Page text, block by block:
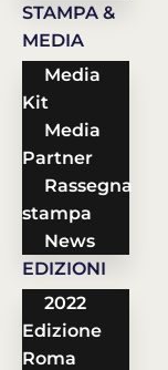
STAMPA &
MEDIA
Media
Kit
Media
Partner
Rassegna
stampa
News
EDIZIONI
2022
Edizione
Roma